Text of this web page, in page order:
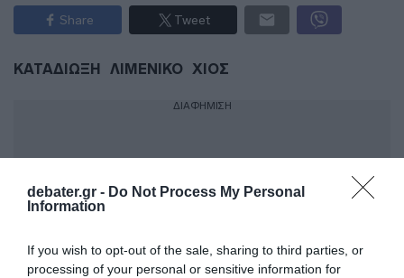
debater.gr - Do Not Process My Personal
Information
If you wish to opt-out of the sale, sharing to third parties, or
processing of your personal or sensitive information for
Share Tweet
ΚΑΤΑΔΙΩΞΗ ΛΙΜΕΝΙΚΟ ΧΙΟΣ
ΔΙΑΦΗΜΙΣΗ